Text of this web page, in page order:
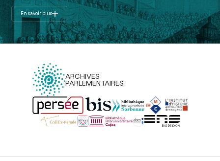
En savoir plus
ARCHIVES
PARLEMENTAIRES
Menu